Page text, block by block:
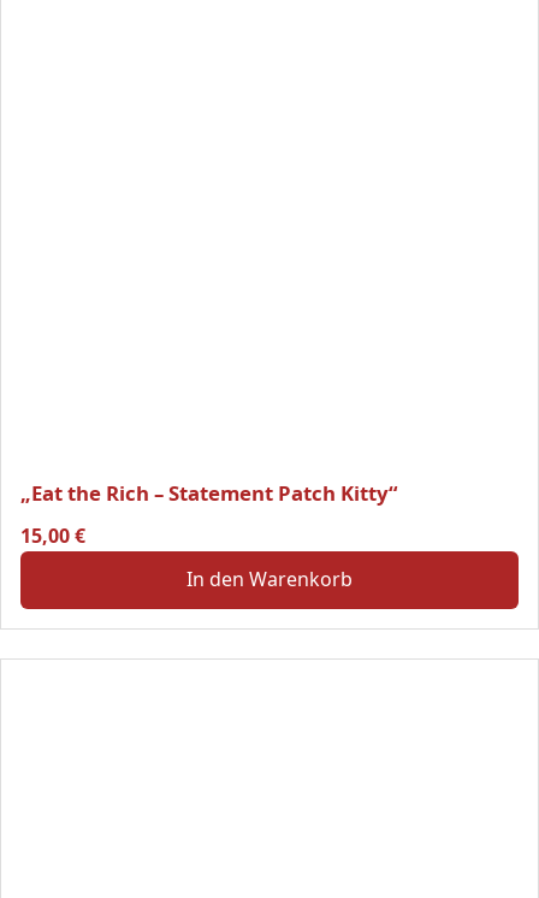
„Eat the Rich – Statement Patch Kitty“
15,00€
In den Warenkorb